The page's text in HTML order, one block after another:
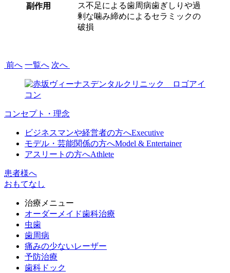
副作用
ス不足による歯周病歯ぎしりや過
剰な噛み締めによるセラミックの
破損
前へ 一覧へ 次へ
コンセプト・理念
ビジネスマンや経営者の方へExecutive
モデル・芸能関係の方へModel & Entertainer
アスリートの方へAthlete
患者様へ
おもてなし
治療メニュー
オーダーメイド歯科治療
虫歯
歯周病
痛みの少ないレーザー
予防治療
歯科ドック